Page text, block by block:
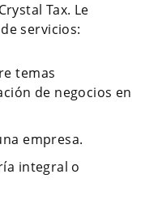
Tax. Le
servicios:
temas
de negocios en
empresa.
integral o